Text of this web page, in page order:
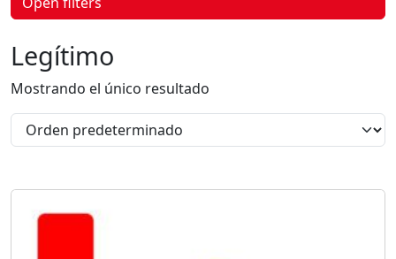
u
c
t
o
Legítimo
Mostrando el único resultado